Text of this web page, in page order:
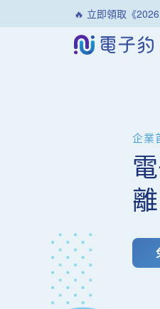
🔥 立即領取《
企業